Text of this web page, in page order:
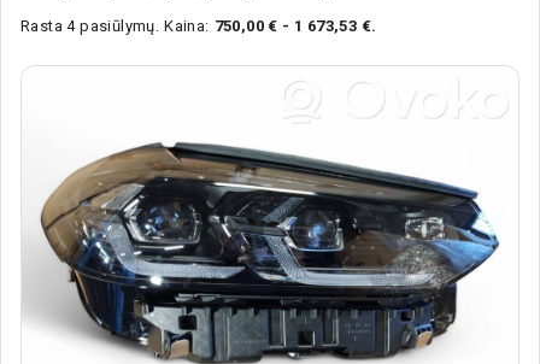
Rasta 4 pasiūlymų. Kaina: 750,00 € - 1 673,53 €.